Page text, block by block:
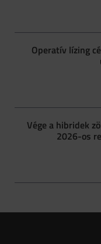
Operatív lízing
Vége a hibridek
2026-os